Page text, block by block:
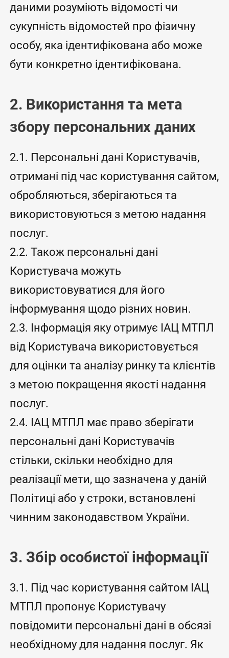
даними розуміють відомості чи
сукупність відомостей про фізичну
особу, яка ідентифікована або може
бути конкретно ідентифікована.
2. Використання та мета
збору персональних даних
2.1. Персональні дані Користувачів,
отримані під час користування сайтом,
обробляються, зберігаються та
використовуються з метою надання
послуг.
2.2. Також персональні дані
Користувача можуть
використовуватися для його
інформування щодо різних новин.
2.3. Інформація яку отримує ІАЦ МТПЛ
від Користувача використовується
для оцінки та аналізу ринку та клієнтів
з метою покращення якості надання
послуг.
2.4. ІАЦ МТПЛ має право зберігати
персональні дані Користувачів
стільки, скільки необхідно для
реалізації мети, що зазначена у даній
Політиці або у строки, встановлені
чинним законодавством України.
3. Збір особистої інформації
3.1. Під час користування сайтом ІАЦ
МТПЛ пропонує Користувачу
повідомити персональні дані в обсязі
необхідному для надання послуг. Як